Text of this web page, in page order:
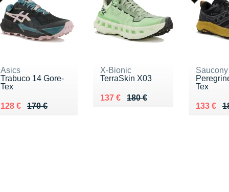
Asics
Trabuco 14 Gore-
Tex
170 €
Au lieu de 170 €
128 €
Vendu 128 €
X-Bionic
TerraSkin X03
180 €
Au lieu de 180 €
137 €
Vendu 137 €
Saucony
Tex
Au lieu
133 €
Vendu